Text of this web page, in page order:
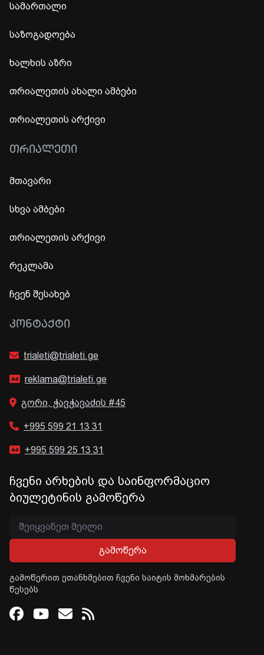
სამართალი
საზოგადოება
ხალხის აზრი
თრიალეთის ახალი ამბები
თრიალეთის არქივი
ᲗᲠᲘᲐᲚᲔᲗᲘ
მთავარი
სხვა ამბები
თრიალეთის არქივი
რეკლამა
ჩვენ შესახებ
ᲙᲝᲜᲢᲐᲥᲢᲘ
trialeti@trialeti.ge
reklama@trialeti.ge
გორი, ჭავჭავაძის #45
+995 599 21 13 31
+995 599 25 13 31
ჩვენი არხების და საინფორმაციო
ბიულეტინის გამოწერა
გამოწერა
გამოწერით ეთანხმებით ჩვენი საიტის მოხმარების
წესებს
Facebook
Youtube
Email
RSS